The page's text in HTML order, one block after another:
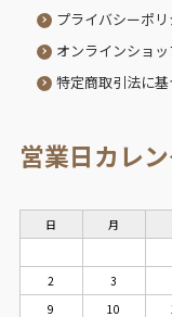
プライバシーポリ
オンラインショ
特定商取引法に
営業日カレ
日 月
2
3
9
10